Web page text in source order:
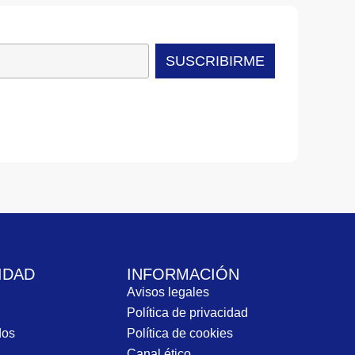
SUSCRIBIRME
INFORMACIÓN
Avisos legales
Política de privacidad
Política de cookies